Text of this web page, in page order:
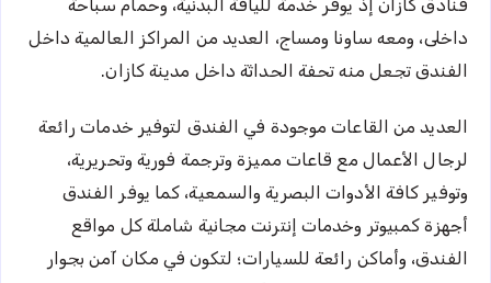
فنادق كازان إذ يوفر خدمة للياقة البدنية، وحمام سباحة
داخلى، ومعه ساونا ومساج، العديد من المراكز العالمية داخل
الفندق تجعل منه تحفة الحداثة داخل مدينة كازان.
العديد من القاعات موجودة في الفندق لتوفير خدمات رائعة
لرجال الأعمال مع قاعات مميزة وترجمة فورية وتحريرية،
وتوفير كافة الأدوات البصرية والسمعية، كما يوفر الفندق
أجهزة كمبيوتر وخدمات إنترنت مجانية شاملة كل مواقع
الفندق، وأماكن رائعة للسيارات؛ لتكون في مكان آمن بجوار